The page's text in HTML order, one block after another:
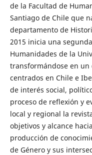
de la Facultad de
Santiago de Chile que
departamento de
2015 inicia una
Humanidades de la
transformándose en
centrados en Chile e
de interés social,
proceso de reflexión y
local y regional la
objetivos y alcance
producción de
de Género y sus